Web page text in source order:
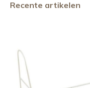
Recente artikelen